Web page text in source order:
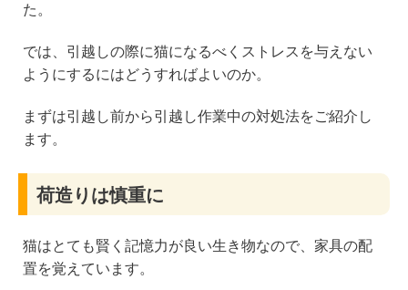
た。
では、引越しの際に猫になるべくストレスを与えない
ようにするにはどうすればよいのか。
まずは引越し前から引越し作業中の対処法をご紹介し
ます。
荷造りは慎重に
猫はとても賢く記憶力が良い生き物なので、家具の配
置を覚えています。